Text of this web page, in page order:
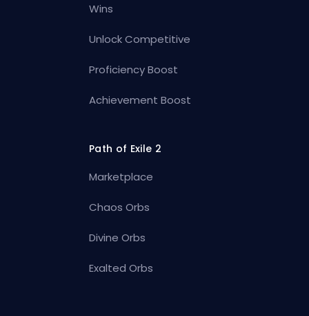
Wins
Unlock Competitive
Proficiency Boost
Achievement Boost
Path of Exile 2
Marketplace
Chaos Orbs
Divine Orbs
Exalted Orbs